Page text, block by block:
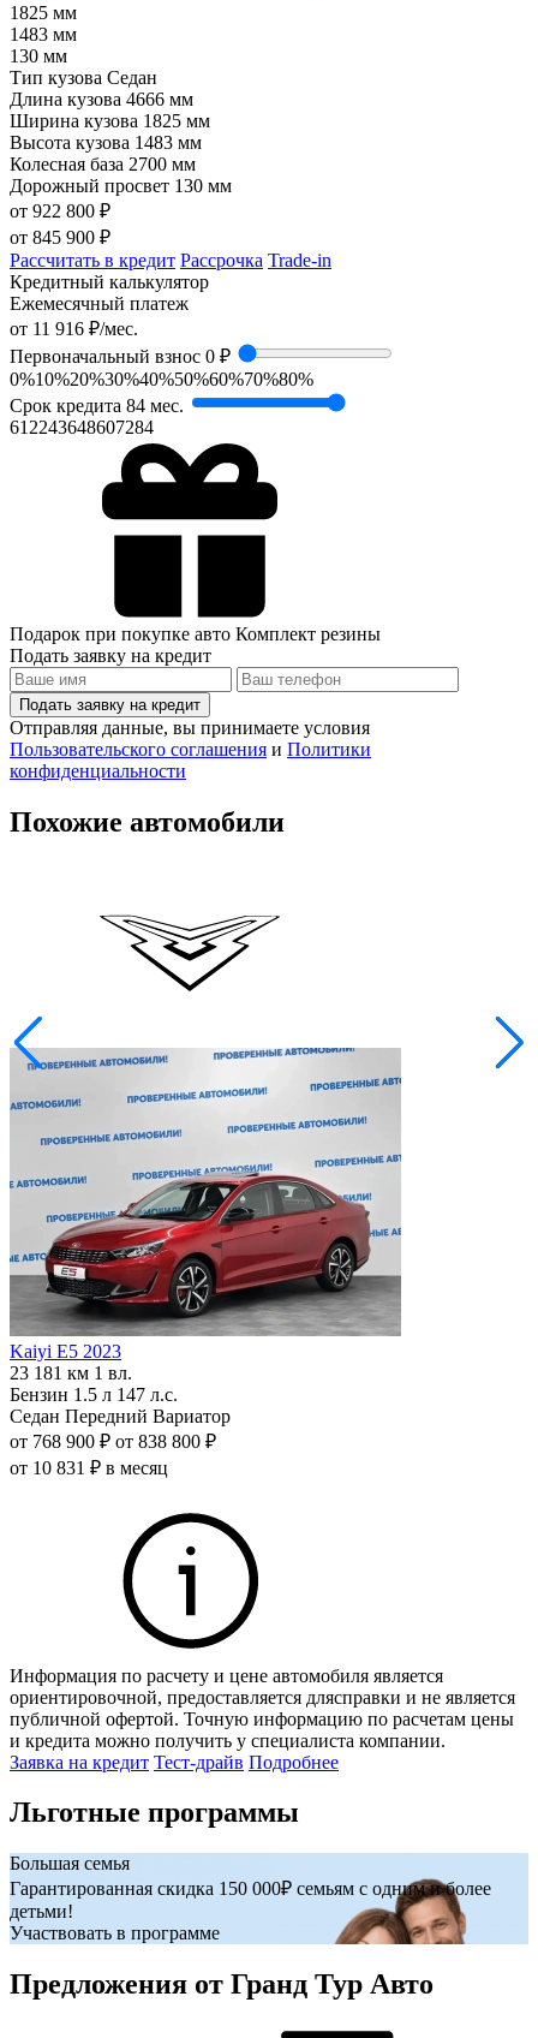
1825 мм
1483 мм
130 мм
Тип кузова Седан
Длина кузова 4666 мм
Ширина кузова 1825 мм
Высота кузова 1483 мм
Колесная база 2700 мм
Дорожный просвет 130 мм
от 922 800 ₽
от 845 900 ₽
Рассчитать в кредит Рассрочка Trade-in
Кредитный калькулятор
Ежемесячный платеж
от 11 916 ₽/мес.
Первоначальный взнос 0 ₽
0%10%20%30%40%50%60%70%80%
Срок кредита 84 мес.
612243648607284
Подарок при покупке авто Комплект резины
Подать заявку на кредит
Подать заявку на кредит
Отправляя данные, вы принимаете условия
Пользовательского соглашения и Политики
конфиденциальности
Похожие автомобили
Kaiyi E5 2023
23 181 км 1 вл.
Бензин 1.5 л 147 л.с.
Седан Передний Вариатор
от 768 900 ₽ от 838 800 ₽
от 10 831 ₽ в месяц
Информация по расчету и цене автомобиля является
ориентировочной, предоставляется длясправки и не является
публичной офертой. Точную информацию по расчетам цены
и кредита можно получить у специалиста компании.
Заявка на кредит Тест-драйв Подробнее
Льготные программы
Большая семья
Гарантированная скидка 150 000₽ семьям с одним и более
детьми!
Участвовать в программе
Предложения от Гранд Тур Авто